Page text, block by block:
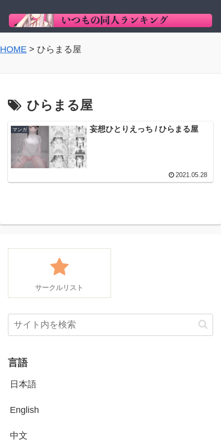
HOME > ひらまる屋
ひらまる屋
マンガ 妄想ひとりえっち / ひらまる屋
2021.05.28
サークルリスト
言語
日本語
English
中文